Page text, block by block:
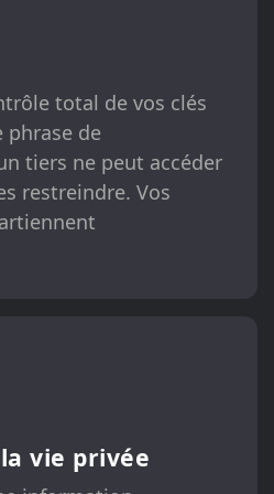
total de vos clés
phrase de
tiers ne peut accéder
restreindre. Vos
vie privée